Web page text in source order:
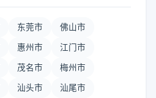
东莞市 佛山市
惠州市 江门市
茂名市 梅州市
汕头市 汕尾市